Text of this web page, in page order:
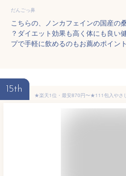
だんごっ鼻
こちらの、ノンカフェインの国産の
？ダイエット効果も高く体にも良い
プで手軽に飲めるのもお薦めポイント
15th